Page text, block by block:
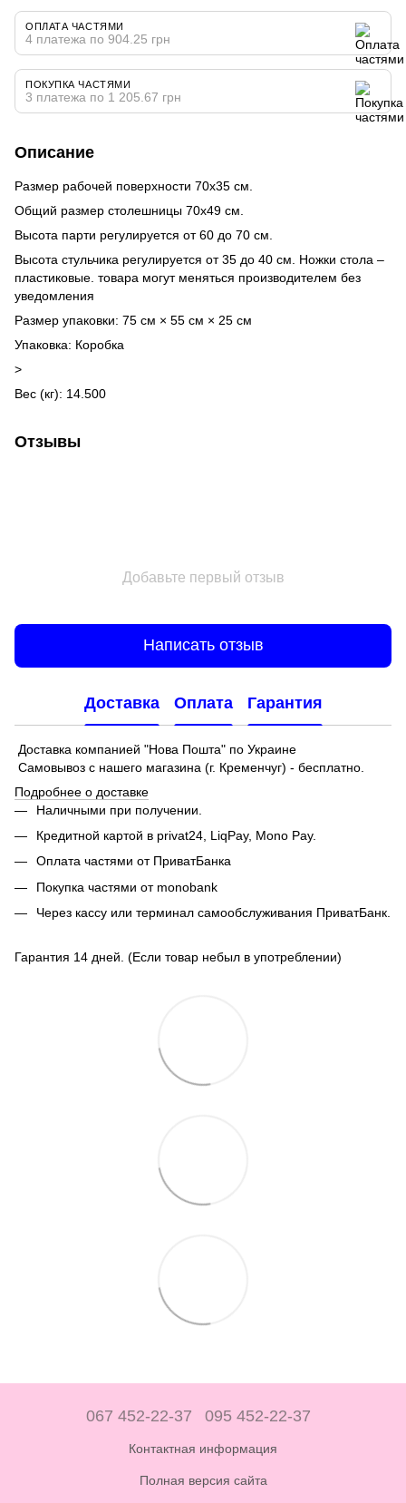
ОПЛАТА ЧАСТЯМИ
4 платежа по 904.25 грн
ПОКУПКА ЧАСТЯМИ
3 платежа по 1 205.67 грн
Описание
Размер рабочей поверхности 70х35 см.
Общий размер столешницы 70х49 см.
Высота парти регулируется от 60 до 70 см.
Высота стульчика регулируется от 35 до 40 см. Ножки стола –
пластиковые. товара могут меняться производителем без
уведомления
Размер упаковки: 75 см × 55 см × 25 см
Упаковка: Коробка
>
Вес (кг): 14.500
Отзывы
Добавьте первый отзыв
Написать отзыв
Доставка Оплата Гарантия
Доставка компанией "Нова Пошта" по Украине
Самовывоз с нашего магазина (г. Кременчуг) - бесплатно.
Подробнее о доставке
Наличными при получении.
Кредитной картой в privat24, LiqPay, Mono Pay.
Оплата частями от ПриватБанка
Покупка частями от monobank
Через кассу или терминал самообслуживания ПриватБанк.
Гарантия 14 дней. (Если товар небыл в употреблении)
067 452-22-37 095 452-22-37
Контактная информация
Полная версия сайта